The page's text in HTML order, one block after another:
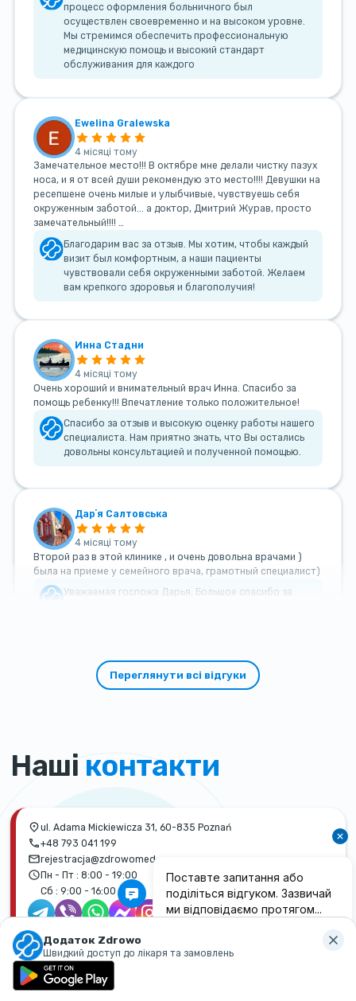
Додаток Zdrowo
Швидкий доступ до лікаря та замовлень
процесс оформления больничного был
осуществлен своевременно и на высоком уровне.
Мы стремимся обеспечить профессиональную
медицинскую помощь и высокий стандарт
обслуживания для каждого
Ewelina Gralewska
4 місяці тому
Замечательное место!!! В октябре мне делали чистку пазух
носа, и я от всей души рекомендую это место!!!! Девушки на
ресепшене очень милые и улыбчивые, чувствуешь себя
окруженным заботой... а доктор, Дмитрий Журав, просто
замечательный!!!! …
Благодарим вас за отзыв. Мы хотим, чтобы каждый
визит был комфортным, а наши пациенты
чувствовали себя окруженными заботой. Желаем
вам крепкого здоровья и благополучия!
Инна Стадни
4 місяці тому
Очень хороший и внимательный врач Инна. Спасибо за
помощь ребенку!!! Впечатление только положительное!
Спасибо за отзыв и высокую оценку работы нашего
специалиста. Нам приятно знать, что Вы остались
довольны консультацией и полученной помощью.
Дарʼя Салтовська
4 місяці тому
Второй раз в этой клинике , и очень довольна врачами )
была на приеме у семейного врача, грамотный специалист)
Уважаемая госпожа Дарья, Большое спасибо за
Переглянути всі відгуки
Наші контакти
ul. Adama Mickiewicza 31, 60-835 Poznań
+48 793 041 199
rejestracja@zdrowomed.com
Пн - Пт : 8:00 - 19:00
Сб : 9:00 - 16:00
Прокласти маршрут